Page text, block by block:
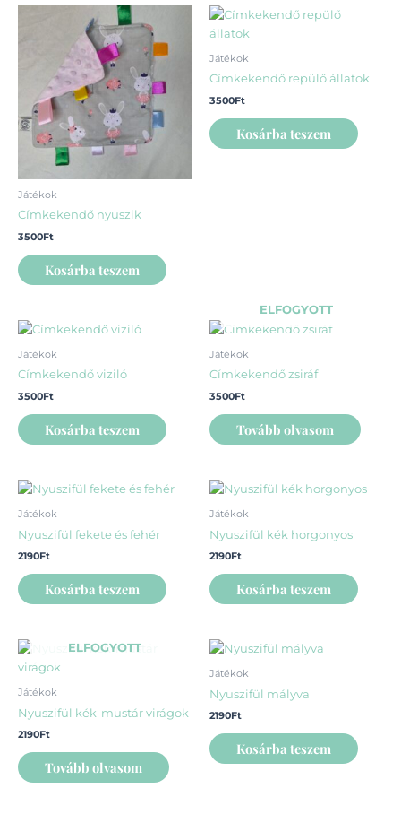
Játékok
Címkekendő nyuszik
3500Ft
Kosárba teszem
Játékok
Címkekendő repülő állatok
3500Ft
Kosárba teszem
Játékok
Címkekendő viziló
3500Ft
Kosárba teszem
ELFOGYOTT
Játékok
Címkekendő zsiráf
3500Ft
Tovább olvasom
Játékok
Nyuszifül fekete és fehér
2190Ft
Kosárba teszem
Játékok
Nyuszifül kék horgonyos
2190Ft
Kosárba teszem
ELFOGYOTT
Játékok
Nyuszifül kék-mustár virágok
2190Ft
Tovább olvasom
Játékok
Nyuszifül mályva
2190Ft
Kosárba teszem